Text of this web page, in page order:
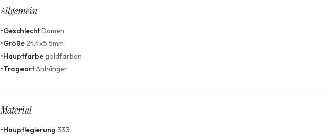
Allgemein
•GeschlechtDamen
•Größe 24,4x5,5mm
•Hauptfarbegoldfarben
•TrageortAnhänger
Material
•Hauptlegierung 333